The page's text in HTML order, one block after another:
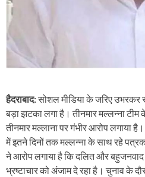
हैदराबाद:सोशल मीडिया के जरिए उभरकर
बड़ा झटका लगा है। तीनमार मल्लन्ना
तीनमार मल्लाना पर गंभीर आरोप लगाया
में इतने दिनों तक मल्लन्ना के साथ रहे
ने आरोप लगाया है कि दलित और
भ्रष्टाचार को अंजाम दे रहा है। चुनाव के